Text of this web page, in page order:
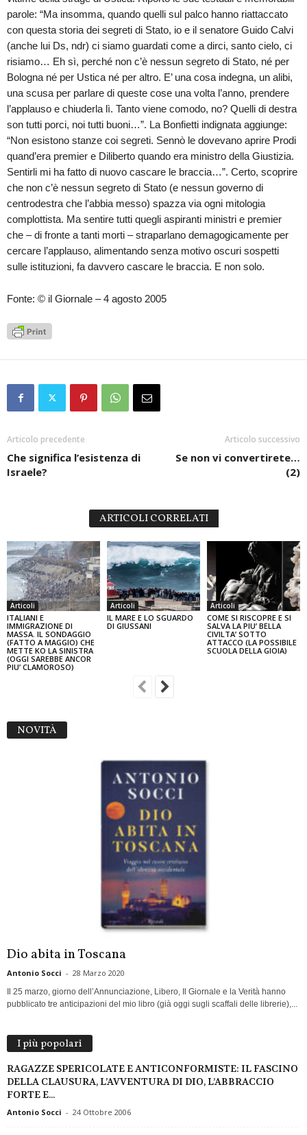
parole: “Ma insomma, quando quelli sul palco hanno riattaccato
con questa storia dei segreti di Stato, io e il senatore Guido Calvi
(anche lui Ds, ndr) ci siamo guardati come a dirci, santo cielo, ci
risiamo… Eh sì, perché non c’è nessun segreto di Stato, né per
Bologna né per Ustica né per altro. E’ una cosa indegna, un alibi,
una scusa per parlare di queste cose una volta l’anno, prendere
l’applauso e chiuderla lì. Tanto viene comodo, no? Quelli di destra
son tutti porci, noi tutti buoni…”. La Bonfietti indignata aggiunge:
“Non esistono stanze coi segreti. Sennò le dovevano aprire Prodi
quand’era premier e Diliberto quando era ministro della Giustizia.
Sentirli mi ha fatto di nuovo cascare le braccia…”. Certo, scoprire
che non c’è nessun segreto di Stato (e nessun governo di
centrodestra che l’abbia messo) spazza via ogni mitologia
complottista. Ma sentire tutti quegli aspiranti ministri e premier
che – di fronte a tanti morti – straparlano demagogicamente per
cercare l’applauso, alimentando senza motivo oscuri sospetti
sulle istituzioni, fa davvero cascare le braccia. E non solo.
Fonte: © il Giornale – 4 agosto 2005
Articolo precedente
Che significa l’esistenza di
Israele?
Articolo successivo
Se non vi convertirete…
(2)
ARTICOLI CORRELATI
Articoli
ITALIANI E
IMMIGRAZIONE DI
MASSA. IL SONDAGGIO
(FATTO A MAGGIO) CHE
METTE KO LA SINISTRA
(OGGI SAREBBE ANCOR
PIU’ CLAMOROSO)
Articoli
IL MARE E LO SGUARDO
DI GIUSSANI
Articoli
COME SI RISCOPRE E SI
SALVA LA PIU’ BELLA
CIVILTA’ SOTTO
ATTACCO (LA POSSIBILE
SCUOLA DELLA GIOIA)
NOVITÀ
Dio abita in Toscana
Antonio Socci - 28 Marzo 2020
Il 25 marzo, giorno dell’Annunciazione, Libero, Il Giornale e la Verità hanno
pubblicato tre anticipazioni del mio libro (già oggi sugli scaffali delle librerie),...
I più popolari
RAGAZZE SPERICOLATE E ANTICONFORMISTE: IL FASCINO
DELLA CLAUSURA, L’AVVENTURA DI DIO, L’ABBRACCIO
FORTE E...
Antonio Socci - 24 Ottobre 2006